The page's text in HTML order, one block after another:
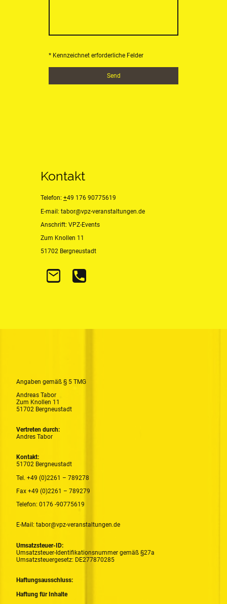
* Kennzeichnet erforderliche Felder
Send
Kontakt
Telefon: +49 176 90775619
E-mail: tabor@vpz-veranstaltungen.de
Anschrift: VPZ-Events
Zum Knollen 11
51702 Bergneustadt
Angaben gemäß § 5 TMG
Andreas Tabor
Zum Knollen 11
51702 Bergneustadt
Vertreten durch:
Andres Tabor
Kontakt:
51702 Bergneustadt
Tel. +49 (0)2261 – 789278
Fax +49 (0)2261 – 789279
Telefon: 0176 -90775619
E-Mail: tabor@vpz-veranstaltungen.de
Umsatzsteuer-ID:
Umsatzsteuer-Identifikationsnummer gemäß §27a
Umsatzsteuergesetz: DE277870285
Haftungsausschluss:
Haftung für Inhalte